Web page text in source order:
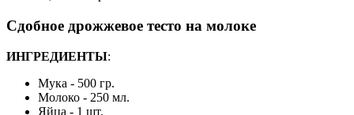
Сдобное дрожжевое тесто на молоке
ИНГРЕДИЕНТЫ:
Мука - 500 гр.
Молоко - 250 мл.
Яйца - 1 шт.